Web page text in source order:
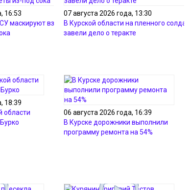
16:53
маскируют взрывчатку
07 августа 2026 года, 13:30
В Курской области на пленного
завели дело о теракте
18:39
области
06 августа 2026 года, 16:39
В Курске дорожники выполнили
программу ремонта на 54%